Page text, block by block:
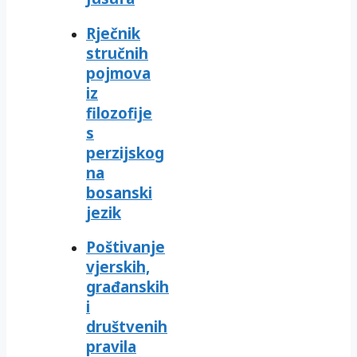
Rječnik
stručnih
pojmova
iz
filozofije
s
perzijskog
na
bosanski
jezik
Poštivanje
vjerskih,
građanskih
i
društvenih
pravila